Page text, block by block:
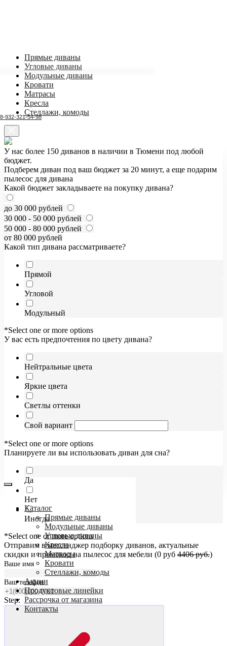
8-932-321-54-98
Прямые диваны
Угловые диваны
Модульные диваны
Кровати
Матрасы
Кресла
Стеллажи, комоды
У нас более 150 диванов в наличии в Тюмени под любой
бюджет.
Подберем диван под ваш бюджет за 20 минут, а еще подарим
пылесос для дивана
Какой бюджет закладываете на покупку дивана?
до 30 000 рублей
30 000 - 50 000 рублей
50 000 - 80 000 рублей
от 80 000 рублей
Какой тип дивана рассматриваете?
Прямой
Угловой
Модульный
*Select one or more options
У вас есть предпочтения по цвету дивана?
Нейтральные цвета
Яркие цвета
Светлы оттенки
Свой вариант
*Select one or more options
Планируете ли вы использовать диван для сна?
Да
Нет
Иногда
*Select one or more options
Отправим в мессенджер подборку диванов, актуальные
скидки и промокод на пылесос для мебели (0 руб 4406 руб.)
Ваше имя
Ваш телефон
Step:
Каталог
Прямые диваны
Модульные диваны
Угловые диваны
Кресла
Матрасы
Кровати
Стеллажи, комоды
Акции
Продуктовые линейки
Рассрочка от магазина
Контакты